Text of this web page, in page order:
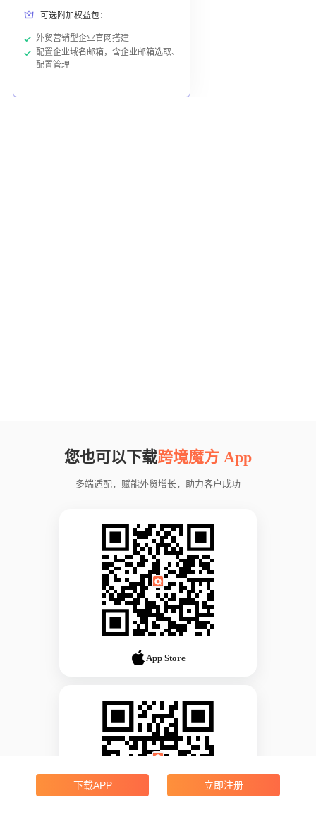
可选附加权益包：
外贸营销型企业官网搭建
配置企业域名邮箱，含企业邮箱选取、
配置管理
您也可以下载跨境魔方 App
多端适配，赋能外贸增长，助力客户成功
App Store
下载APP 立即注册